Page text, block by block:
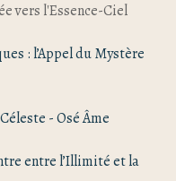
vers l'Essence-Ciel
: l’Appel du Mystère
- Osé Âme
entre l’Illimité et la